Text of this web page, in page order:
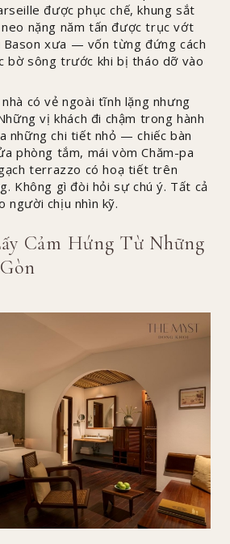
được phục chế, khung sắt
nặng năm tấn được trục vớt
xưa — vốn từng đứng cách
bờ sông trước khi bị tháo dỡ vào
có vẻ ngoài tĩnh lặng nhưng
vị khách đi chậm trong hành
những chi tiết nhỏ — chiếc bàn
phòng tắm, mái vòm Chăm-pa
terrazzo có hoạ tiết trên
Không gì đòi hỏi sự chú ý. Tất cả
người chịu nhìn kỹ.
Cảm Hứng Từ Những